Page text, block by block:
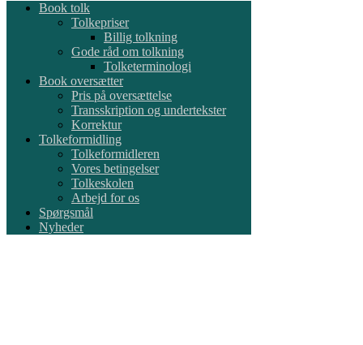
Book tolk
Tolkepriser
Billig tolkning
Gode råd om tolkning
Tolketerminologi
Book oversætter
Pris på oversættelse
Transskription og undertekster
Korrektur
Tolkeformidling
Tolkeformidleren
Vores betingelser
Tolkeskolen
Arbejd for os
Spørgsmål
Nyheder